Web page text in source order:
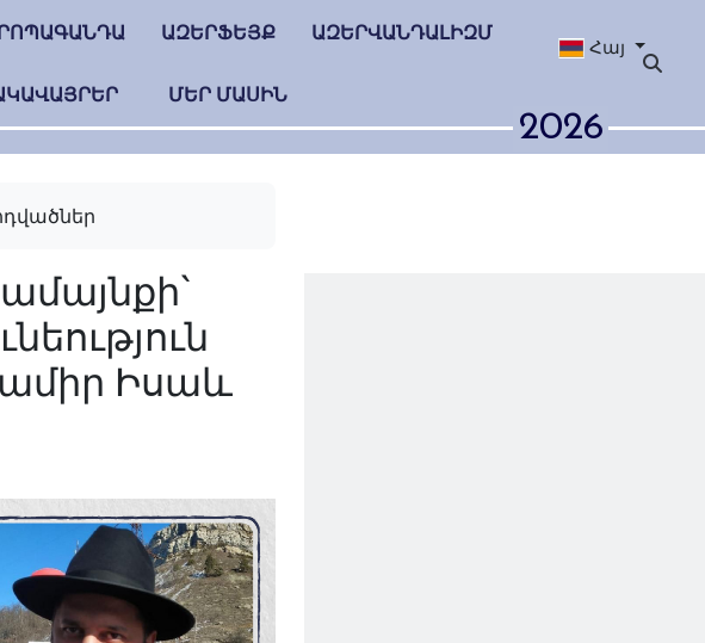
ԱԶԵՐՖԵՅՔ ԱԶԵՐՎԱՆԴԱԼԻԶՄ
ՄԵՐ ՄԱՍԻՆ
Հայ
2026
համայնքի`